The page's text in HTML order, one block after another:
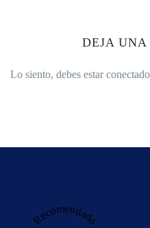
DEJA UNA
Lo siento, debes estarconectado
Recomendado